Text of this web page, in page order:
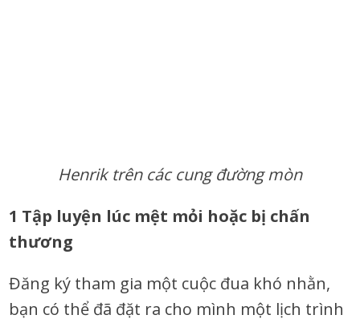
Henrik trên các cung đường mòn
1 Tập luyện lúc mệt mỏi hoặc bị chấn
thương
Đăng ký tham gia một cuộc đua khó nhằn,
bạn có thể đã đặt ra cho mình một lịch trình